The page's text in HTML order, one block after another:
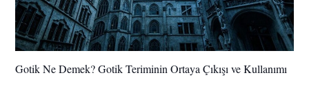
Gotik Ne Demek? Gotik Teriminin Ortaya Çıkışı ve Kullanımı